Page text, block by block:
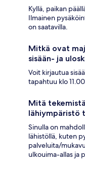
Kyllä, paikan
Ilmainen
on saatavilla.
Mitkä ovat
sisään- ja
Voit kirjautua
tapahtuu klo
Mitä
lähiympäristö
Sinulla on
lähistöllä, kuten
palveluita/
ulkouima-allas ja